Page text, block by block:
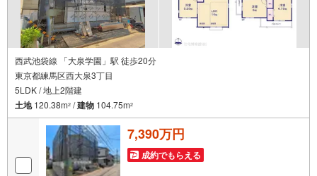
西武池袋線 「大泉学園」駅 徒歩20分
東京都練馬区西大泉3丁目
5LDK / 地上2階建
土地120.38m2 /建物 104.75m2
7,390万円
成約でもらえる